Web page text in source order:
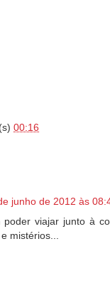
00:16
junho de 2012 às
poder viajar junto à
mistérios...